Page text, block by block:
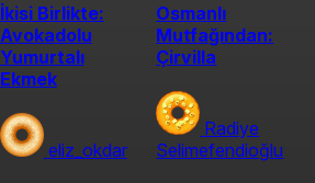
İkisi Birlikte:
Avokadolu
Yumurtalı
Ekmek
eliz_okdar
Osmanlı
Mutfağından:
Çirvilla
Radiye
Selimefendioğlu